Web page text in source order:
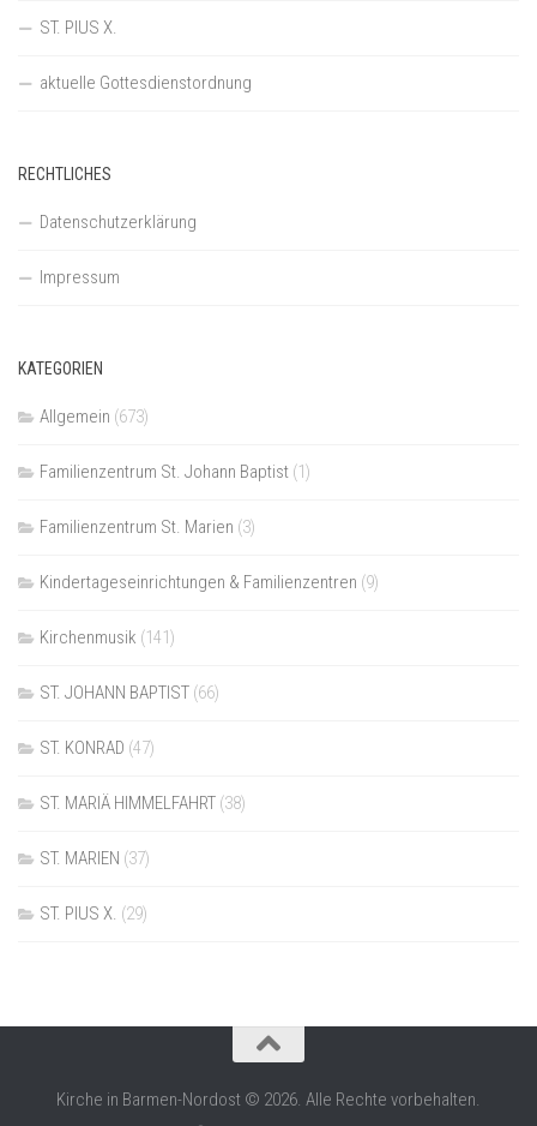
ST. PIUS X.
aktuelle Gottesdienstordnung
RECHTLICHES
Datenschutzerklärung
Impressum
KATEGORIEN
Allgemein (673)
Familienzentrum St. Johann Baptist (1)
Familienzentrum St. Marien (3)
Kindertageseinrichtungen & Familienzentren (9)
Kirchenmusik (141)
ST. JOHANN BAPTIST (66)
ST. KONRAD (47)
ST. MARIÄ HIMMELFAHRT (38)
ST. MARIEN (37)
ST. PIUS X. (29)
Kirche in Barmen-Nordost © 2026. Alle Rechte vorbehalten.